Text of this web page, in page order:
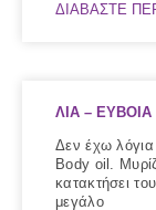
ΔΙΑΒΑΣΤΕ
ΛΙΑ – ΕΥΒΟΙΑ
Δεν έχω
Body oil.
κατακτήσει
μεγάλο